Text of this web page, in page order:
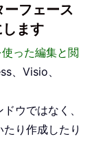
フェース
ます
った編集と閲
、Visio、
ウではなく、
り作成したり